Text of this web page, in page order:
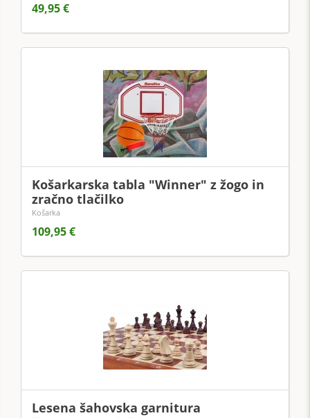
49,95 €
Košarkarska tabla "Winner" z žogo in
zračno tlačilko
Košarka
109,95 €
Lesena šahovska garnitura